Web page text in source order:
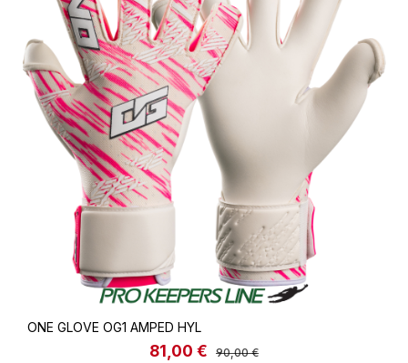
ONE GLOVE OG1 AMPED HYL
Verkaufspreis:
81,00 € Regulärer Preis:
90,00 €